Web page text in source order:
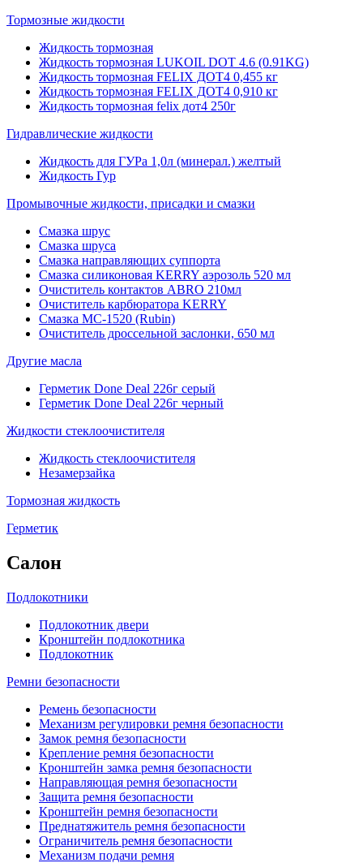
Тормозные жидкости
Жидкость тормозная
Жидкость тормозная LUKOIL DOT 4.6 (0.91KG)
Жидкость тормозная FELIX ДОТ4 0,455 кг
Жидкость тормозная FELIX ДОТ4 0,910 кг
Жидкость тормозная felix дот4 250г
Гидравлические жидкости
Жидкость для ГУРа 1,0л (минерал.) желтый
Жидкость Гур
Промывочные жидкости, присадки и смазки
Смазка шрус
Смазка шруса
Смазка направляющих суппорта
Смазка силиконовая KERRY аэрозоль 520 мл
Очиститель контактов ABRO 210мл
Очиститель карбюратора KERRY
Смазка МС-1520 (Rubin)
Очиститель дроссельной заслонки, 650 мл
Другие масла
Герметик Done Deal 226г серый
Герметик Done Deal 226г черный
Жидкости стеклоочистителя
Жидкость стеклоочистителя
Незамерзайка
Тормозная жидкость
Герметик
Салон
Подлокотники
Подлокотник двери
Кронштейн подлокотника
Подлокотник
Ремни безопасности
Ремень безопасности
Механизм регулировки ремня безопасности
Замок ремня безопасности
Крепление ремня безопасности
Кронштейн замка ремня безопасности
Направляющая ремня безопасности
Защита ремня безопасности
Кронштейн ремня безопасности
Преднатяжитель ремня безопасности
Ограничитель ремня безопасности
Механизм подачи ремня